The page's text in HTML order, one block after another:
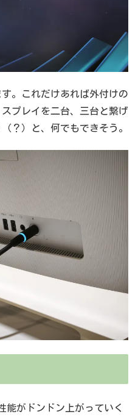
。これだけあれば外付けの
プレイを二台、三台と繋げ
？）と、何でもできそう。
能がドンドン上がっていく